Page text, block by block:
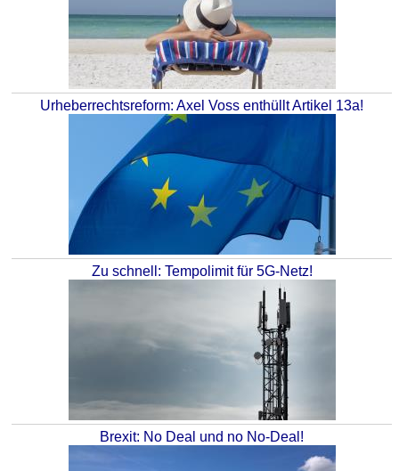
Urheberrechtsreform: Axel Voss enthüllt Artikel 13a!
Zu schnell: Tempolimit für 5G-Netz!
Brexit: No Deal und no No-Deal!